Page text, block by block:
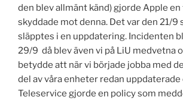
den blev allmänt känd) gjorde Apple en
skyddade mot denna. Det var den 21/9
släpptes i en uppdatering. Incidenten
29/9 då blev även vi på LiU medvetna
betydde att när vi började jobba med
del av våra enheter redan uppdaterade
Teleservice gjorde en policy som